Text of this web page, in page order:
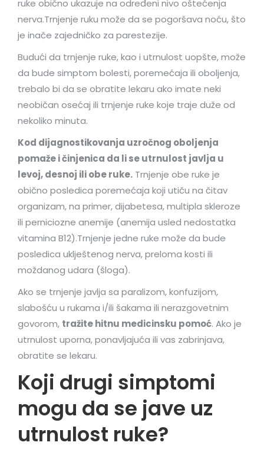
ruke obično ukazuje na određeni nivo oštećenja
nerva.Trnjenje ruku može da se pogoršava noću, što
je inače zajedničko za parestezije.
Budući da trnjenje ruke, kao i utrnulost uopšte, može
da bude simptom bolesti, poremećaja ili oboljenja,
trebalo bi da se obratite lekaru ako imate neki
neobičan osećaj ili trnjenje ruke koje traje duže od
nekoliko minuta.
Kod dijagnostikovanja uzročnog oboljenja
pomaže i činjenica da li se utrnulost javlja u
levoj, desnoj ili obe ruke. Trnjenje obe ruke je
obično posledica poremećaja koji utiču na čitav
organizam, na primer, dijabetesa, multipla skleroze
ili perniciozne anemije (anemija usled nedostatka
vitamina B12).Trnjenje jedne ruke može da bude
posledica uklještenog nerva, preloma kosti ili
moždanog udara (šloga).
Ako se trnjenje javlja sa paralizom, konfuzijom,
slabošću u rukama i/ili šakama ili nerazgovetnim
govorom, tražite hitnu medicinsku pomoć. Ako je
utrnulost uporna, ponavljajuća ili vas zabrinjava,
obratite se lekaru.
Koji drugi simptomi
mogu da se jave uz
utrnulost ruke?